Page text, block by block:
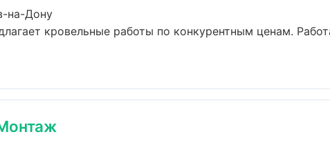
на-Дону
кровельные работы по конкурентным ценам.